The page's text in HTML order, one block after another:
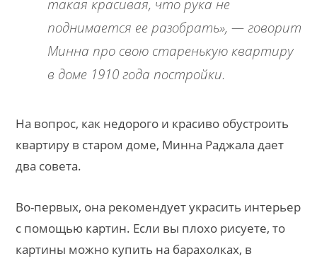
такая красивая, что рука не
поднимается ее разобрать», — говорит
Минна про свою старенькую квартиру
в доме 1910 года постройки.
На вопрос, как недорого и красиво обустроить
квартиру в старом доме, Минна Раджала дает
два совета.
Во-первых, она рекомендует украсить интерьер
с помощью картин. Если вы плохо рисуете, то
картины можно купить на барахолках, в